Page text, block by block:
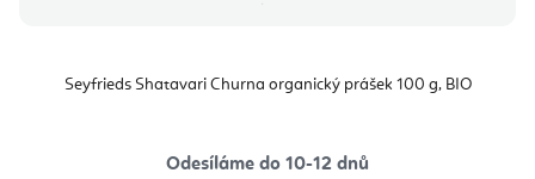
Seyfrieds Shatavari Churna organický prášek 100 g, BIO
Odesíláme do 10-12 dnů